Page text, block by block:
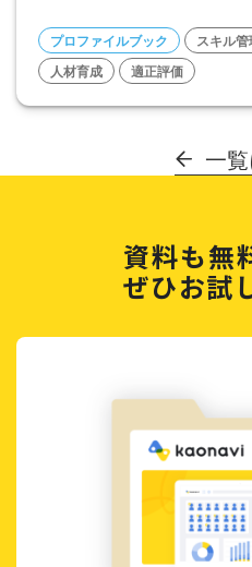
プロファイルブック スキル
人材育成
適正評価
一
資料も無
ぜひお試